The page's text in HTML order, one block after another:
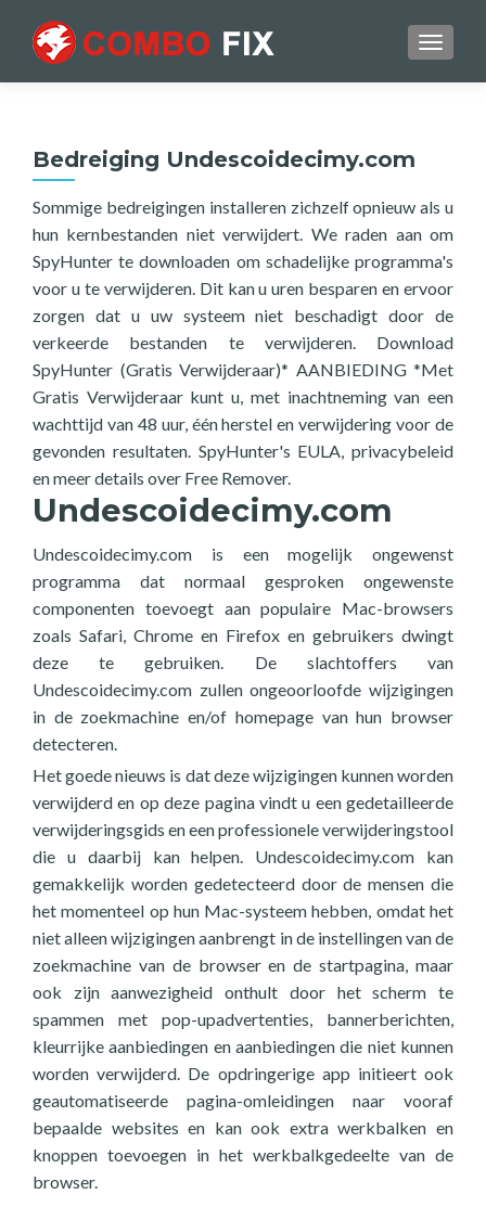
Bedreiging Undescoidecimy.com
Sommige bedreigingen installeren zichzelf opnieuw als u
hun kernbestanden niet verwijdert. We raden aan om
SpyHunter te downloaden om schadelijke programma's
voor u te verwijderen. Dit kan u uren besparen en ervoor
zorgen dat u uw systeem niet beschadigt door de
verkeerde bestanden te verwijderen. Download
SpyHunter (Gratis Verwijderaar)* AANBIEDING *Met
Gratis Verwijderaar kunt u, met inachtneming van een
wachttijd van 48 uur, één herstel en verwijdering voor de
gevonden resultaten. SpyHunter's EULA, privacybeleid
en meer details over Free Remover.
Undescoidecimy.com
Undescoidecimy.com is een mogelijk ongewenst
programma dat normaal gesproken ongewenste
componenten toevoegt aan populaire Mac-browsers
zoals Safari, Chrome en Firefox en gebruikers dwingt
deze te gebruiken. De slachtoffers van
Undescoidecimy.com zullen ongeoorloofde wijzigingen
in de zoekmachine en/of homepage van hun browser
detecteren.
Het goede nieuws is dat deze wijzigingen kunnen worden
verwijderd en op deze pagina vindt u een gedetailleerde
verwijderingsgids en een professionele verwijderingstool
die u daarbij kan helpen. Undescoidecimy.com kan
gemakkelijk worden gedetecteerd door de mensen die
het momenteel op hun Mac-systeem hebben, omdat het
niet alleen wijzigingen aanbrengt in de instellingen van de
zoekmachine van de browser en de startpagina, maar
ook zijn aanwezigheid onthult door het scherm te
spammen met pop-upadvertenties, bannerberichten,
kleurrijke aanbiedingen en aanbiedingen die niet kunnen
worden verwijderd. De opdringerige app initieert ook
geautomatiseerde pagina-omleidingen naar vooraf
bepaalde websites en kan ook extra werkbalken en
knoppen toevoegen in het werkbalkgedeelte van de
browser.